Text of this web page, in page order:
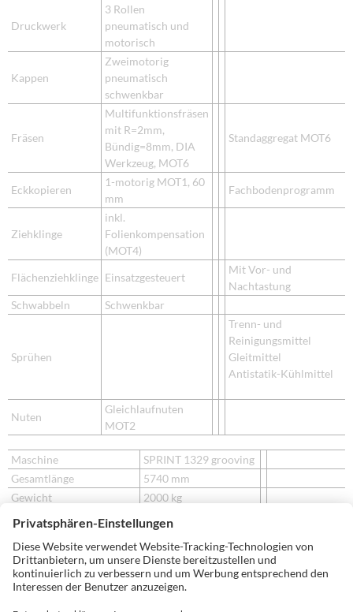
Druckwerk
3 Rollen
pneumatisch und
motorisch
Kappen
Zweimotorig
pneumatisch
schwenkbar
Fräsen
Multifunktionsfräsen
mit R=2mm,
Bündig=8mm, DIA
Werkzeug, MOT6
Standaggregat MOT6
Eckkopieren
1-motorig MOT1, 60
mm
Fachbodenprogramm
Ziehklinge
inkl.
Folienkompensation
(MOT4)
Flächenziehklinge Einsatzgesteuert
Mit Vor- und
Nachtastung
Schwabbeln
Schwenkbar
Sprühen
Trenn- und
Reinigungsmittel
Gleitmittel
Antistatik-Kühlmittel
Nuten
Gleichlaufnuten
MOT2
Maschine
SPRINT 1329 grooving
Gesamtlänge
5740 mm
Gewicht
2000 kg
Vorschubgeschwindigkeit
Mindestwerkstücklänge
160 mm (Material- und
Sektionsabhängig)
Mindestwerkstückbreite
60 mm
Werkstückdicke
8 - 60 mm